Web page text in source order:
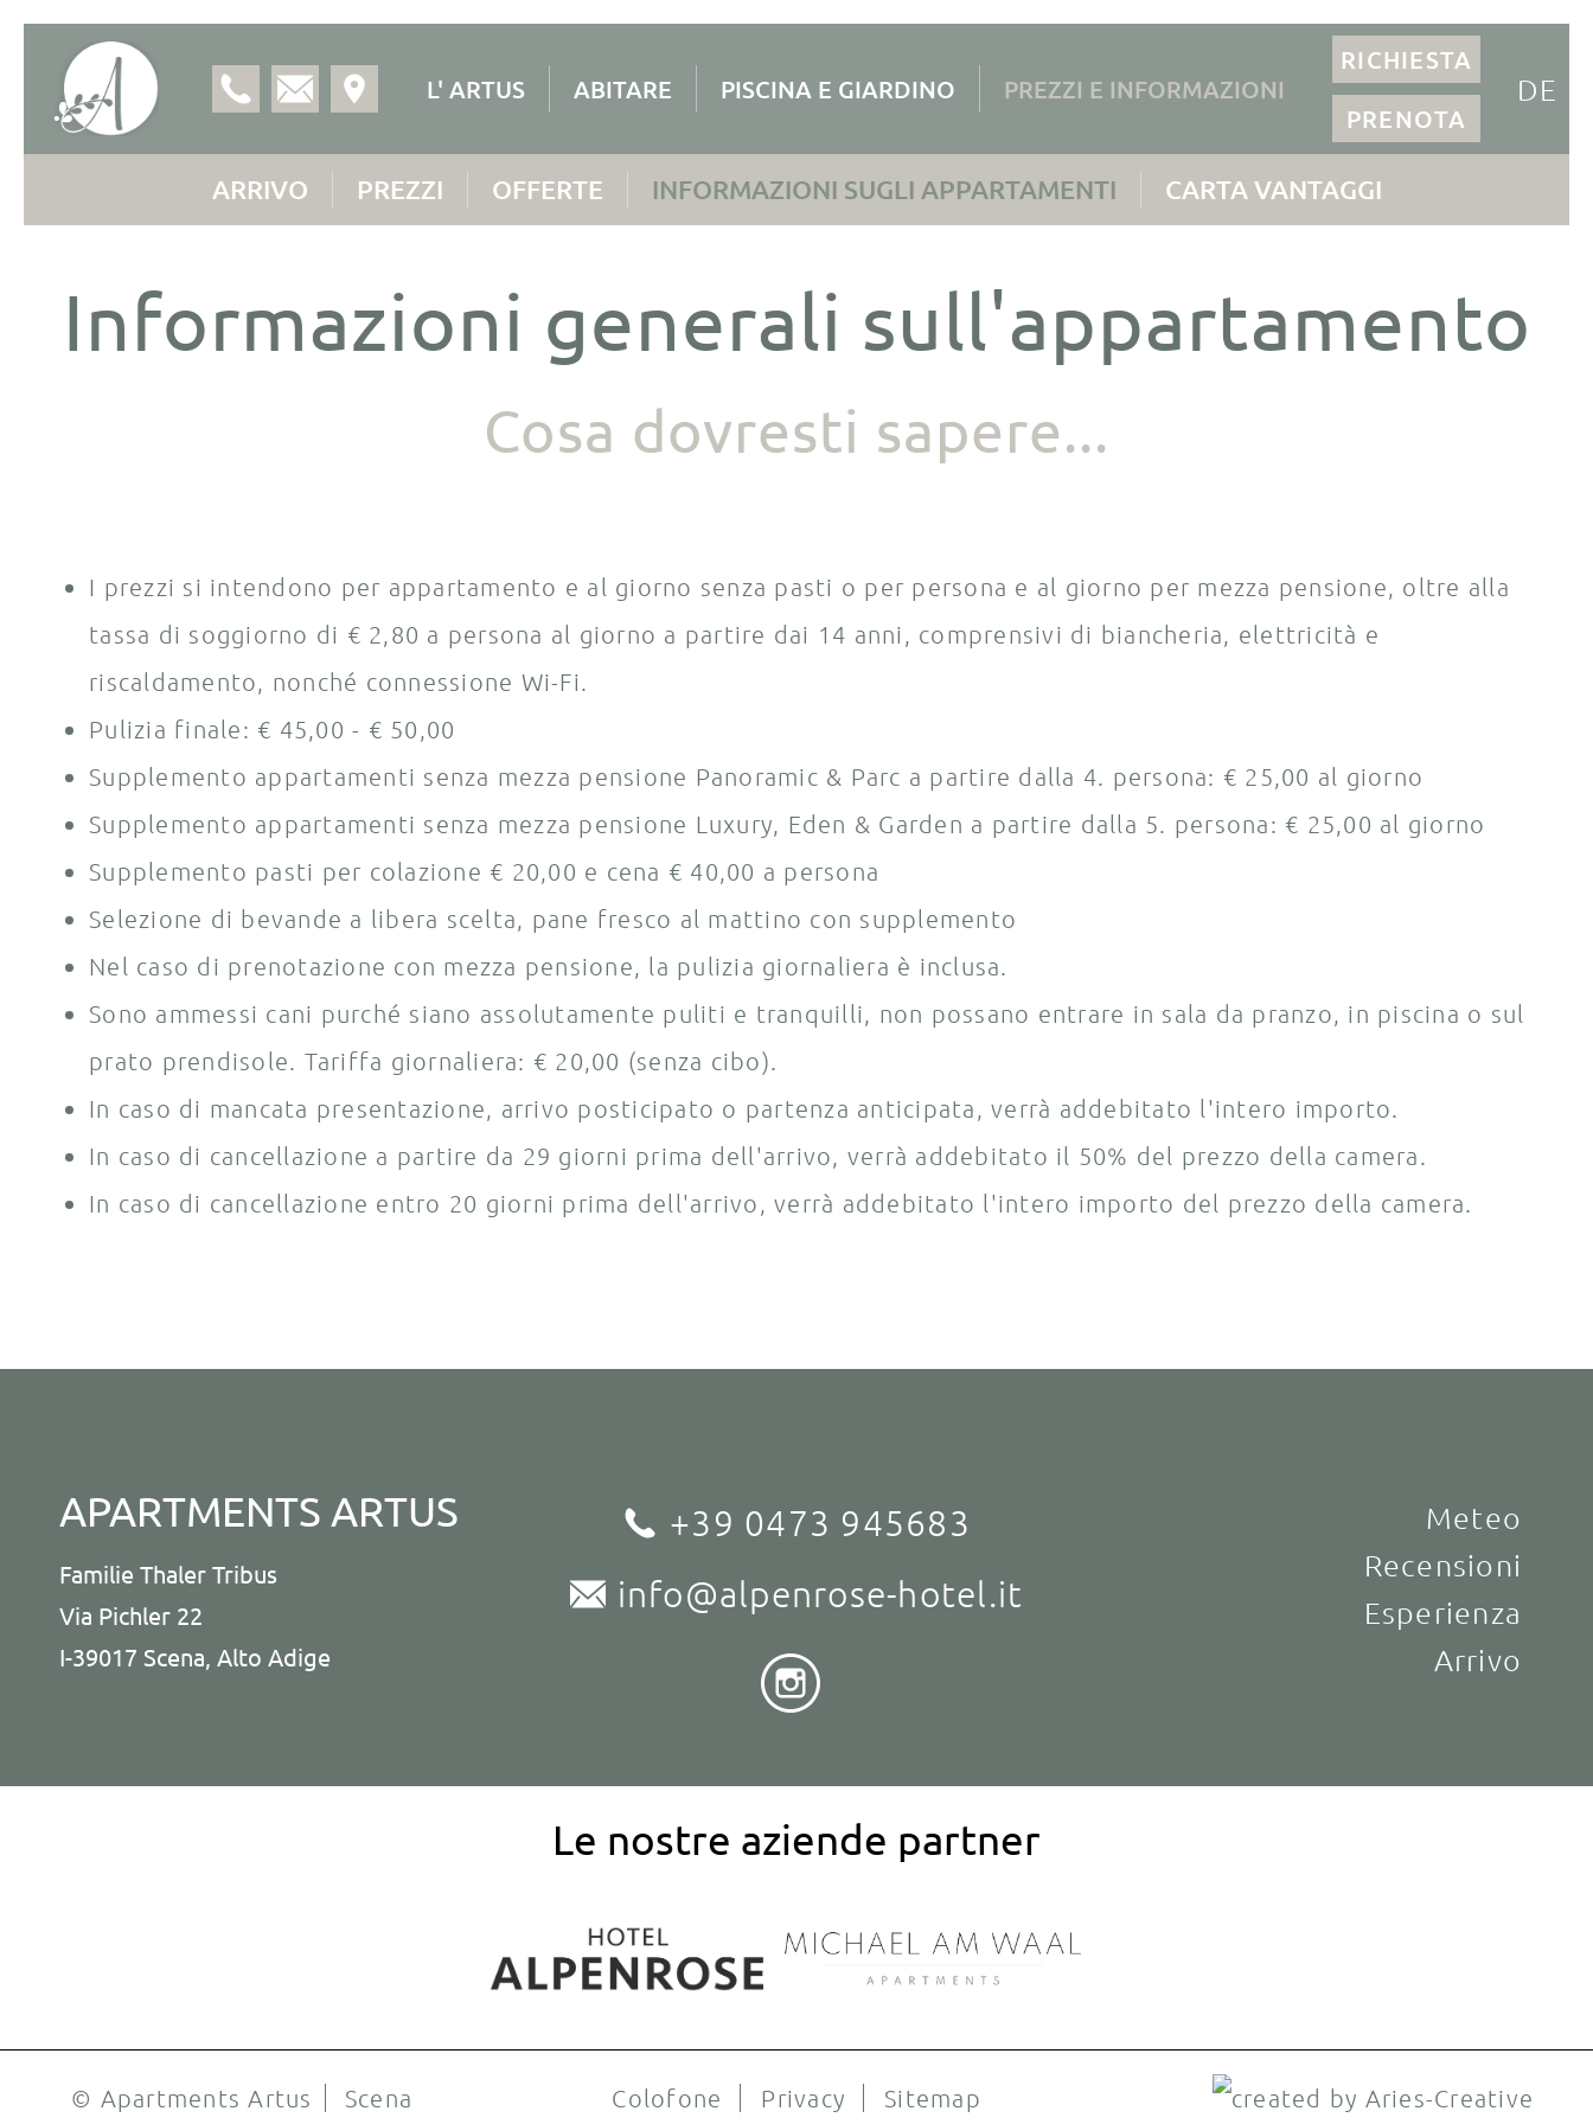
L' ARTUS ABITARE PISCINA E GIARDINO PREZZI E INFORMAZIONI
ARRIVO PREZZI OFFERTE INFORMAZIONI SUGLI APPARTAMENTI CARTA VANTAGGI
RICHIESTA
PRENOTA
DE
Informazioni generali sull'appartamento
Cosa dovresti sapere...
I prezzi si intendono per appartamento e al giorno senza pasti o per persona e al giorno per mezza pensione, oltre alla
tassa di soggiorno di € 2,80 a persona al giorno a partire dai 14 anni, comprensivi di biancheria, elettricità e
riscaldamento, nonché connessione Wi-Fi.
Pulizia finale: € 45,00 - € 50,00
Supplemento appartamenti senza mezza pensione Panoramic & Parc a partire dalla 4. persona: € 25,00 al giorno
Supplemento appartamenti senza mezza pensione Luxury, Eden & Garden a partire dalla 5. persona: € 25,00 al giorno
Supplemento pasti per colazione € 20,00 e cena € 40,00 a persona
Selezione di bevande a libera scelta, pane fresco al mattino con supplemento
Nel caso di prenotazione con mezza pensione, la pulizia giornaliera è inclusa.
Sono ammessi cani purché siano assolutamente puliti e tranquilli, non possano entrare in sala da pranzo, in piscina o sul
prato prendisole. Tariffa giornaliera: € 20,00 (senza cibo).
In caso di mancata presentazione, arrivo posticipato o partenza anticipata, verrà addebitato l'intero importo.
In caso di cancellazione a partire da 29 giorni prima dell'arrivo, verrà addebitato il 50% del prezzo della camera.
In caso di cancellazione entro 20 giorni prima dell'arrivo, verrà addebitato l'intero importo del prezzo della camera.
APARTMENTS ARTUS
Familie Thaler Tribus
Via Pichler 22
I-39017 Scena, Alto Adige
+39 0473 945683
info@alpenrose-hotel.it
Meteo
Recensioni
Esperienza
Arrivo
Le nostre aziende partner
© Apartments Artus Scena Colofone Privacy Sitemap